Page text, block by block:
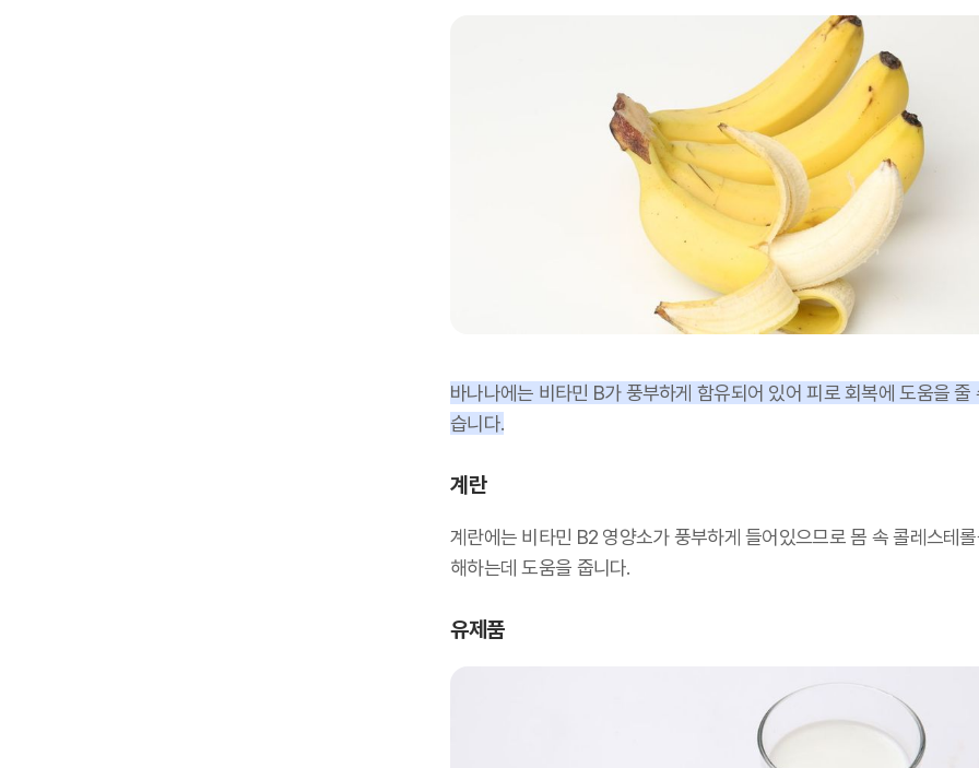
바나나에는 비타민 B가 풍부하게 함유되어 있어 피로 회복에 도움을 줄
습니다.
계란
계란에는 비타민 B2 영양소가 풍부하게 들어있으므로 몸 속 콜레스테
해하는데 도움을 줍니다.
유제품